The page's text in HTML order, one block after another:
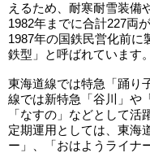
えるため、耐寒耐雪装備
1982年までに合計227両
1987年の国鉄民営化前に
鉄型」と呼ばれています。
東海道線では特急「踊り
線では新特急「谷川」や
「なすの」などとして活
定期運用としては、東海
ー」、「おはようライナ